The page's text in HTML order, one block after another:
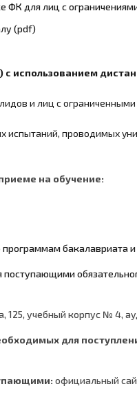
ФК для лиц с
(pdf)
использованием
и лиц с
испытаний, проводимых
на обучение:
бакалавриата
125, учебный корпус № 4,
для
официальный